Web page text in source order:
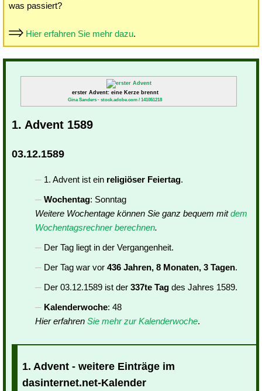
was passiert?
Hier erfahren Sie mehr dazu.
erster Advent: eine Kerze brennt
Gina Sanders - stock.adobe.com / 141051218
1. Advent 1589
03.12.1589
1. Advent ist ein religiöser Feiertag.
Wochentag: Sonntag
Weitere Wochentage können Sie ganz bequem mitdem
Wochentagsrechner berechnen.
Der Tag liegt in der Vergangenheit.
Der Tag war vor 436 Jahren, 8 Monaten, 3 Tagen.
Der 03.12.1589 ist der 337te Tag des Jahres 1589.
Kalenderwoche: 48
Hier erfahren Sie mehr zur Kalenderwoche.
1. Advent - weitere Einträge im
dasinternet.net-Kalender